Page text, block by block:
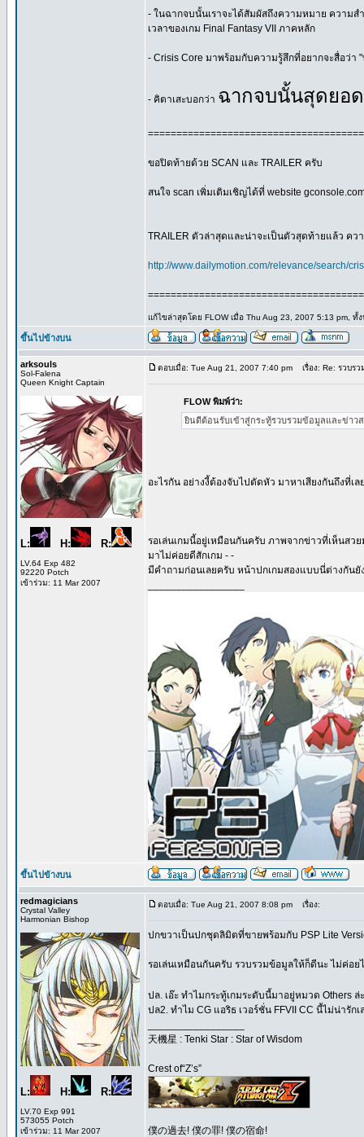
- ในฉากจบนั้นเราจะได้สัมผัสถึงความหมาย ความ
เวลาของเกม Final Fantasy VII ภาคหลัก
- Crisis Core มาพร้อมกับความรู้สึกที่อยากจะสื่อว่
- คิตาเสะบอกว่า ฉากจบนั้นสุดยอ
ขอปิดท้ายด้วย SCAN และ TRAILER ครับ
สนใจ scan เพิ่มเติมเชิญได้ที่ website
TRAILER ตัวล่าสุดและน่าจะเป็นตัวสุดท้ายแล้ว ค
http://www.dailymotion.com/relevance/search/
แก้ไขล่าสุดโดย FLOW เมื่อ Thu Aug 23, 2007 5:13 pm, ทั้
ขึ้นไปข้างบน
arksouls
Sol-Falena
Queen Knight Captain
L: H: R:
LV.64 Exp 482
92220 Potch
เข้าร่วม: 11 Mar 2007
ตอบเมื่อ: Tue Aug 21, 2007 7:40 pm เรื่อง: Re: รวบร
FLOW พิมพ์ว่า:
ยินดีต้อนรับเข้าสู่กระทู้รวบรวมข้อมูลและข่าว
อะไรกัน อย่างงี้ต้องจับไปตัดหัว มาหาเสียงกันถึงที่เ
รอเล่นเกมนี้อยู่เหมือนกันครับ ภาพจากข่าวที่เห็นสว
มาไม่ค่อยดีสักเกม - -
มีคำถามก่อนเลยครับ หน้าปกเกมสองแบบนี่ต่างกันยั
ขึ้นไปข้างบน
redmagicians
Crystal Valley
Harmonian Bishop
L: H: R:
LV.70 Exp 991
573055 Potch
เข้าร่วม: 11 Mar 2007
ตอบเมื่อ: Tue Aug 21, 2007 8:08 pm เรื่อง:
ปกขวาเป็นปกชุดลิมิตที่ขายพร้อมกับ PSP Lite
รอเล่นเหมือนกันครับ รวบรวมข้อมูลให้ก็ดีนะ ไม่ค่อย
ปล. เอ๊ะ ทำไมกระทู้เกมระดับนี้มาอยู่หมวด Others ล่
ปล2. ทำไม CG แอริธ เวอร์ชั่น FFVII CC นี้ไม่น่ารักเ
天機星 : Tenki Star : Star of Wisdom
Crest of“Z’s”
僕の過去! 僕の罪! 僕の宿命!